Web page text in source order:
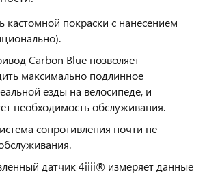
кастомной покраски с нанесением
Carbon Blue позволяет
максимально подлинное
езды на велосипеде, и
необходимость обслуживания.
сопротивления почти не
датчик 4iiii® измеряет данные